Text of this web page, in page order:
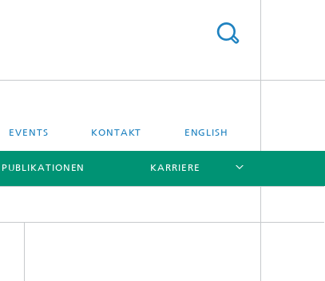
EVENTS KONTAKT ENGLISH
PUBLIKATIONEN KARRIERE